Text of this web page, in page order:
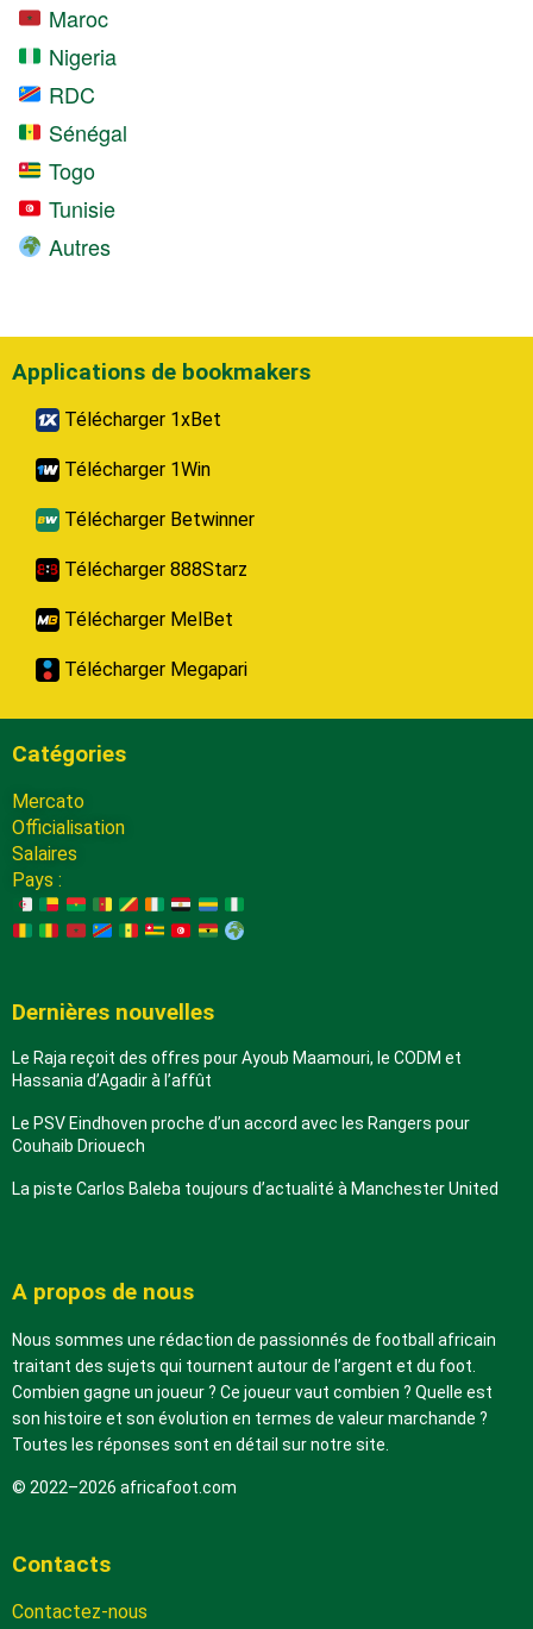
Maroc
Nigeria
RDC
Sénégal
Togo
Tunisie
Autres
Applications de bookmakers
Télécharger 1xBet
Télécharger 1Win
Télécharger Betwinner
Télécharger 888Starz
Télécharger MelBet
Télécharger Megapari
Catégories
Mercato
Officialisation
Salaires
Pays :
Dernières nouvelles
Le Raja reçoit des offres pour Ayoub Maamouri, le CODM et
Hassania d’Agadir à l’affût
Le PSV Eindhoven proche d’un accord avec les Rangers pour
Couhaib Driouech
La piste Carlos Baleba toujours d’actualité à Manchester United
A propos de nous
Nous sommes une rédaction de passionnés de football africain
traitant des sujets qui tournent autour de l’argent et du foot.
Combien gagne un joueur ? Ce joueur vaut combien ? Quelle est
son histoire et son évolution en termes de valeur marchande ?
Toutes les réponses sont en détail sur notre site.
© 2022–2026 africafoot.com
Contacts
Contactez-nous